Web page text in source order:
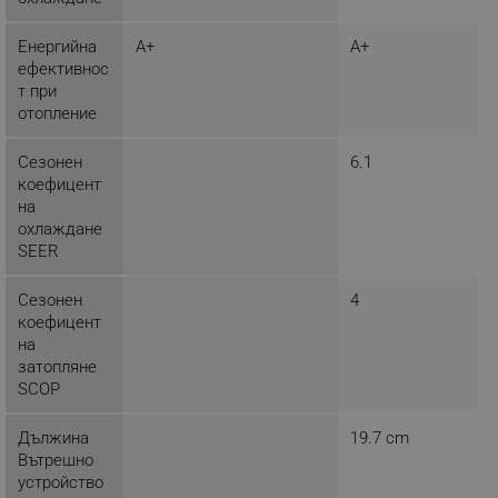
Енергийна
ефективнос
т при
отопление
A+ A+
Сезонен
коефицент
на
охлаждане
SEER
6.1
Сезонен
коефицент
на
затопляне
SCOP
4
Дължина
Вътрешно
устройство
19.7 cm